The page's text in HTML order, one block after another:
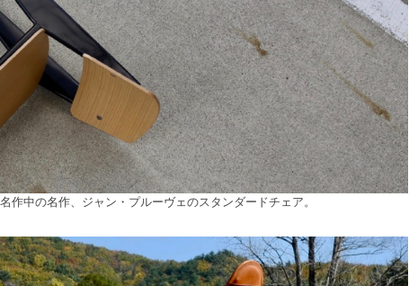
作中の名作、ジャン・プルーヴェのスタンダードチェア。